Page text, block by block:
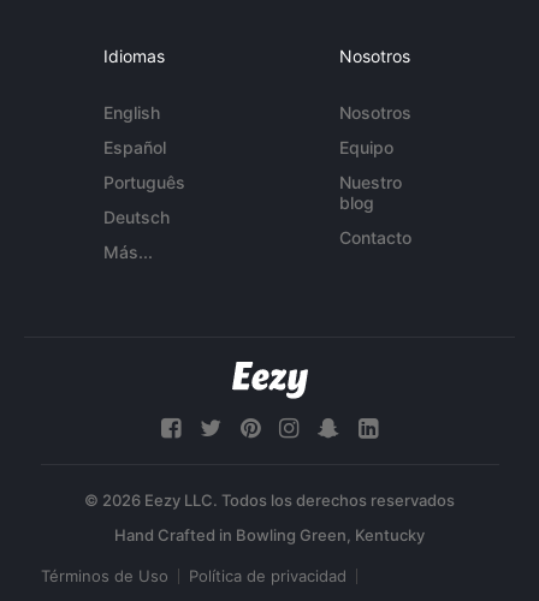
Idiomas
English
Español
Português
Deutsch
Más...
Nosotros
Nosotros
Equipo
Nuestro
blog
Contacto
© 2026 Eezy LLC. Todos los derechos reservados
Términos de Uso Política de privacidad